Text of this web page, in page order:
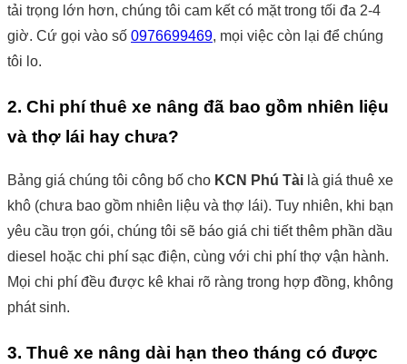
tải trọng lớn hơn, chúng tôi cam kết có mặt trong tối đa 2-4
giờ. Cứ gọi vào số 0976699469, mọi việc còn lại để chúng
tôi lo.
2. Chi phí thuê xe nâng đã bao gồm nhiên liệu
và thợ lái hay chưa?
Bảng giá chúng tôi công bố cho KCN Phú Tài là giá thuê xe
khô (chưa bao gồm nhiên liệu và thợ lái). Tuy nhiên, khi bạn
yêu cầu trọn gói, chúng tôi sẽ báo giá chi tiết thêm phần dầu
diesel hoặc chi phí sạc điện, cùng với chi phí thợ vận hành.
Mọi chi phí đều được kê khai rõ ràng trong hợp đồng, không
phát sinh.
3. Thuê xe nâng dài hạn theo tháng có được